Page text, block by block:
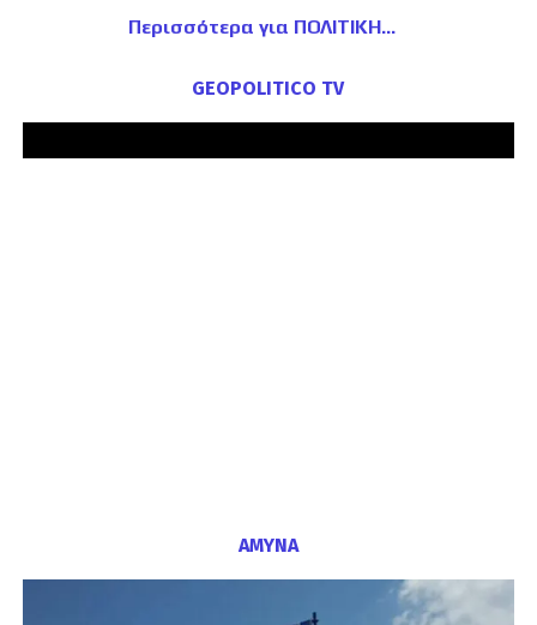
Περισσότερα για ΠΟΛΙΤΙΚΗ
GEOPOLITICO TV
ΑΜΥΝΑ